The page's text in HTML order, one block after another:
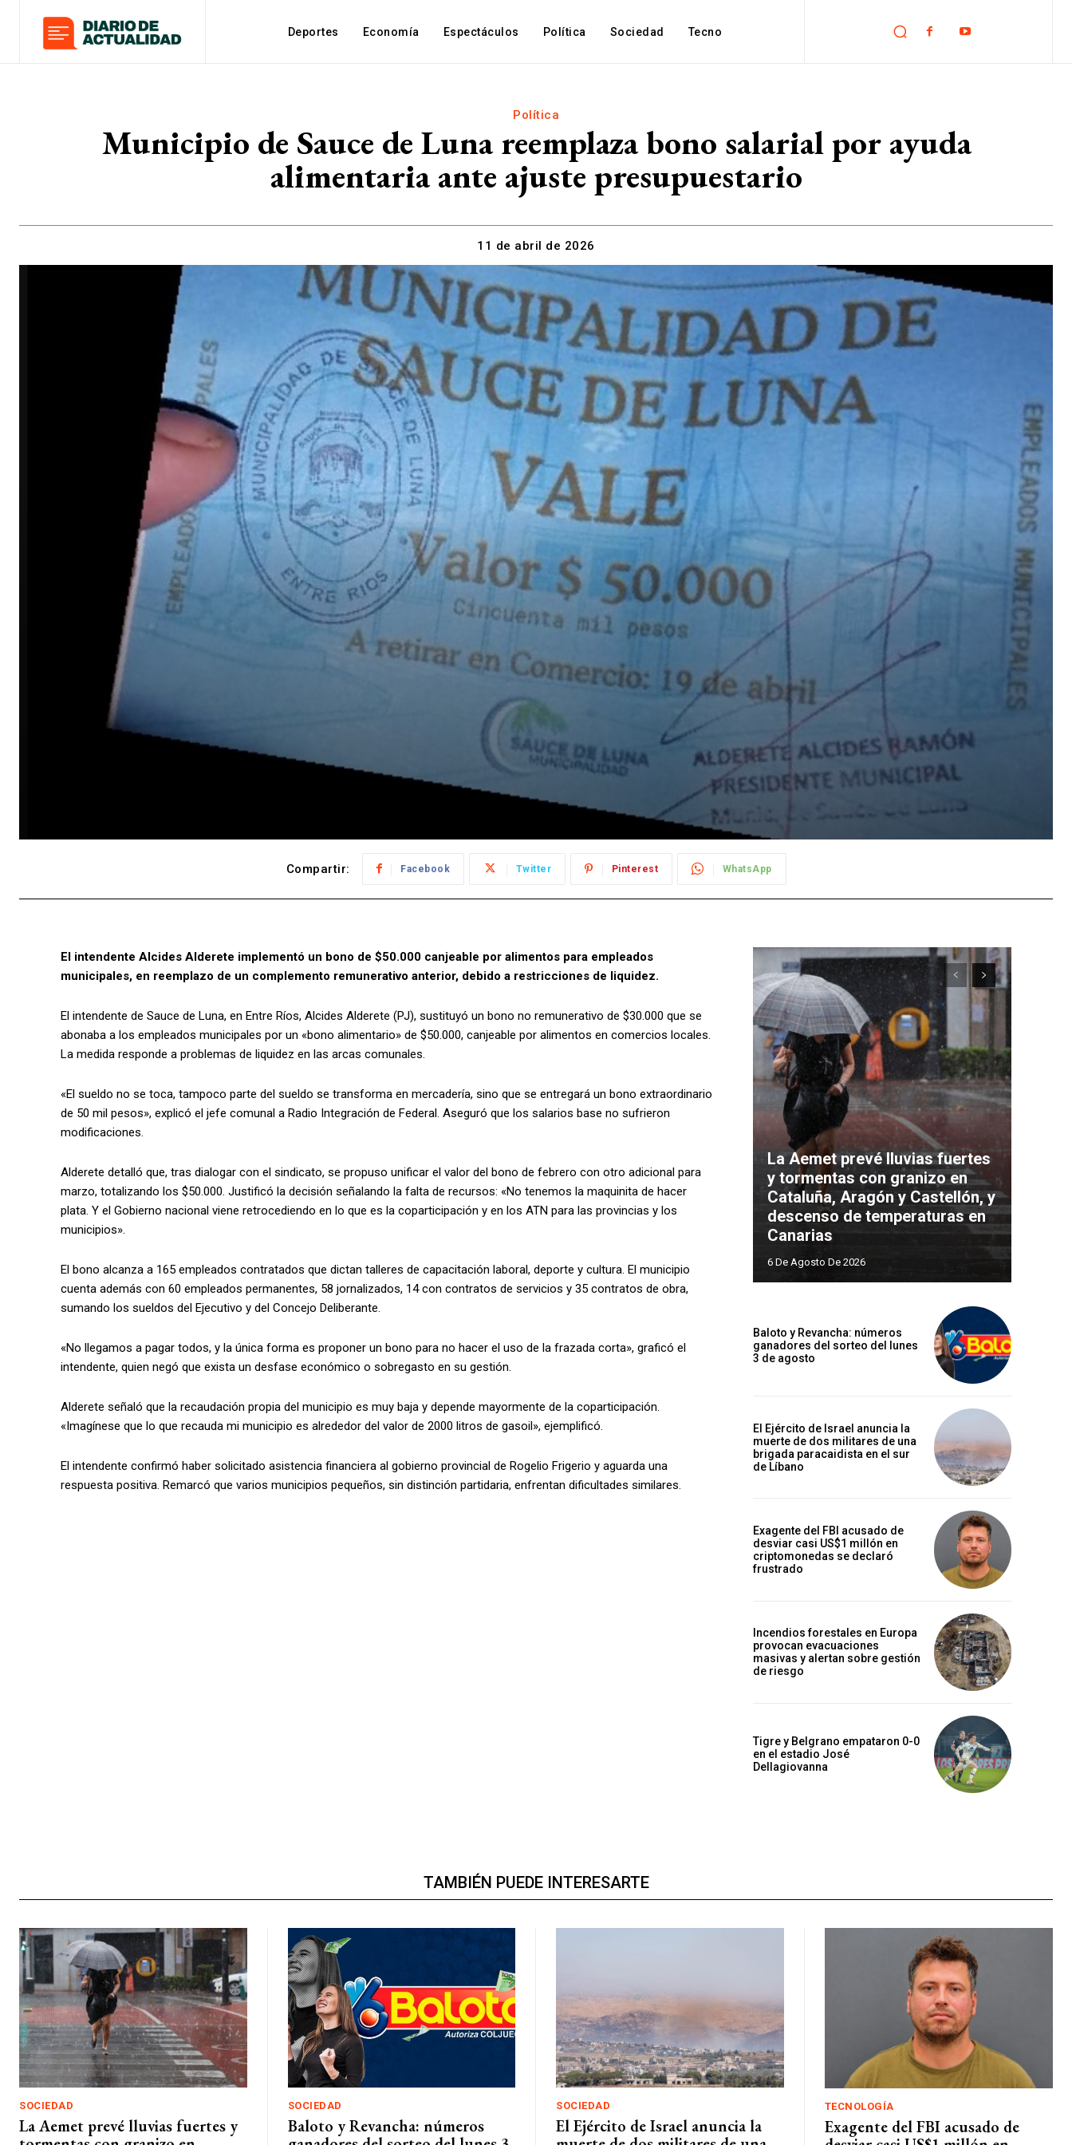
Deportes Economía Espectáculos Política Sociedad Tecno
Política
Municipio de Sauce de Luna reemplaza bono salarial por ayuda
alimentaria ante ajuste presupuestario
11 de abril de 2026
Compartir: Facebook Twitter Pinterest WhatsApp
El intendente Alcides Alderete implementó un bono de $50.000 canjeable por alimentos para empleados
municipales, en reemplazo de un complemento remunerativo anterior, debido a restricciones de liquidez.
El intendente de Sauce de Luna, en Entre Ríos, Alcides Alderete (PJ), sustituyó un bono no remunerativo de $30.000 que se
abonaba a los empleados municipales por un «bono alimentario» de $50.000, canjeable por alimentos en comercios locales.
La medida responde a problemas de liquidez en las arcas comunales.
«El sueldo no se toca, tampoco parte del sueldo se transforma en mercadería, sino que se entregará un bono extraordinario
de 50 mil pesos», explicó el jefe comunal a Radio Integración de Federal. Aseguró que los salarios base no sufrieron
modificaciones.
Alderete detalló que, tras dialogar con el sindicato, se propuso unificar el valor del bono de febrero con otro adicional para
marzo, totalizando los $50.000. Justificó la decisión señalando la falta de recursos: «No tenemos la maquinita de hacer
plata. Y el Gobierno nacional viene retrocediendo en lo que es la coparticipación y en los ATN para las provincias y los
municipios».
El bono alcanza a 165 empleados contratados que dictan talleres de capacitación laboral, deporte y cultura. El municipio
cuenta además con 60 empleados permanentes, 58 jornalizados, 14 con contratos de servicios y 35 contratos de obra,
sumando los sueldos del Ejecutivo y del Concejo Deliberante.
«No llegamos a pagar todos, y la única forma es proponer un bono para no hacer el uso de la frazada corta», graficó el
intendente, quien negó que exista un desfase económico o sobregasto en su gestión.
Alderete señaló que la recaudación propia del municipio es muy baja y depende mayormente de la coparticipación.
«Imagínese que lo que recauda mi municipio es alrededor del valor de 2000 litros de gasoil», ejemplificó.
El intendente confirmó haber solicitado asistencia financiera al gobierno provincial de Rogelio Frigerio y aguarda una
respuesta positiva. Remarcó que varios municipios pequeños, sin distinción partidaria, enfrentan dificultades similares.
La Aemet prevé lluvias fuertes
y tormentas con granizo en
Cataluña, Aragón y Castellón, y
descenso de temperaturas en
Canarias
6 De Agosto De 2026
Baloto y Revancha: números
ganadores del sorteo del lunes
3 de agosto
El Ejército de Israel anuncia la
muerte de dos militares de una
brigada paracaidista en el sur
de Líbano
Exagente del FBI acusado de
desviar casi US$1 millón en
criptomonedas se declaró
frustrado
Incendios forestales en Europa
provocan evacuaciones
masivas y alertan sobre gestión
de riesgo
Tigre y Belgrano empataron 0-0
en el estadio José
Dellagiovanna
TAMBIÉN PUEDE INTERESARTE
SOCIEDAD
La Aemet prevé lluvias fuertes y
SOCIEDAD
Baloto y Revancha: números
SOCIEDAD
El Ejército de Israel anuncia la
TECNOLOGÍA
Exagente del FBI acusado de